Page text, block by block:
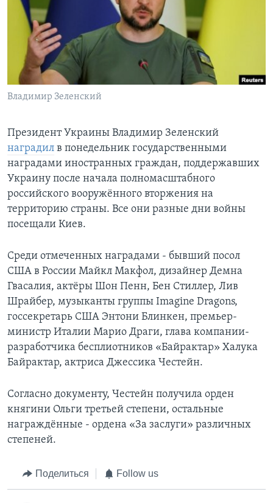
Learning English
СОЦИАЛЬНЫЕ СЕТИ
Владимир Зеленский
Президент Украины Владимир Зеленский
наградил в понедельник государственными
наградами иностранных граждан, поддержавших
Украину после начала полномасштабного
российского вооружённого вторжения на
территорию страны. Все они разные дни войны
посещали Киев.
Среди отмеченных наградами - бывший посол
США в России Майкл Макфол, дизайнер Демна
Гвасалия, актёры Шон Пенн, Бен Стиллер, Лив
Шрайбер, музыканты группы Imagine Dragons,
госсекретарь США Энтони Блинкен, премьер-
министр Италии Марио Драги, глава компании-
разработчика бесплиотников «Байрактар» Халука
Байрактар, актриса Джессика Честейн.
Согласно документу, Честейн получила орден
княгини Ольги третьей степени, остальные
награждённые - ордена «За заслуги» различных
степеней.
Поделиться Follow us